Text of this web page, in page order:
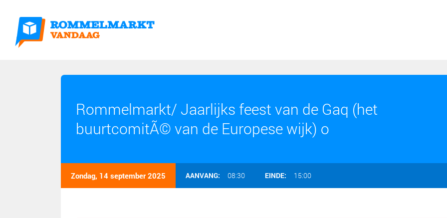
Rommelmarkt/ Jaarlijks feest van de Gaq (het
buurtcomitÃ© van de Europese wijk) o
Zondag, 14 september 2025 AANVANG: 08:30 EINDE: 15:00